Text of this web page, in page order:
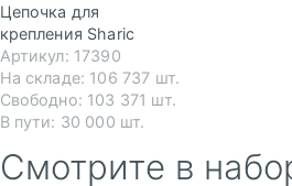
Цепочка для
крепления Sharic
Артикул: 17390
На складе: 106 737 шт.
Свободно: 103 371 шт.
В пути: 30 000 шт.
Смотрите в